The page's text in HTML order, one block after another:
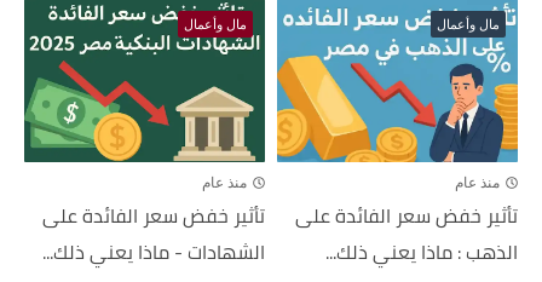
مال وأعمال
منذ عام
تأثير خفض سعر الفائدة على
الذهب : ماذا يعني ذلك...
مال وأعمال
منذ عام
تأثير خفض سعر الفائدة على
الشهادات - ماذا يعني ذلك...